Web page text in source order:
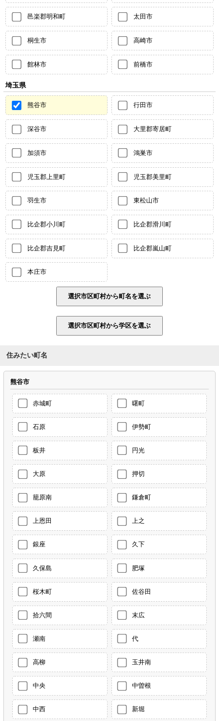
邑楽郡明和町 太田市
桐生市 高崎市
館林市 前橋市
埼玉県
熊谷市 行田市
深谷市 大里郡寄居町
加須市 鴻巣市
児玉郡上里町 児玉郡美里町
羽生市 東松山市
比企郡小川町 比企郡滑川町
比企郡吉見町 比企郡嵐山町
本庄市
住みたい町名
熊谷市
赤城町 曙町
石原 伊勢町
板井 円光
大原 押切
籠原南 鎌倉町
上恩田 上之
銀座 久下
久保島 肥塚
桜木町 佐谷田
拾六間 末広
瀬南 代
高柳 玉井南
中央 中曽根
中西 新堀